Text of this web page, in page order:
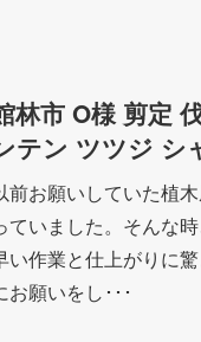
林市 O様 剪定
テン ツツジ シ
前お願いしていた植
ていました。そんな
い作業と仕上がりに
お願いをし･･･